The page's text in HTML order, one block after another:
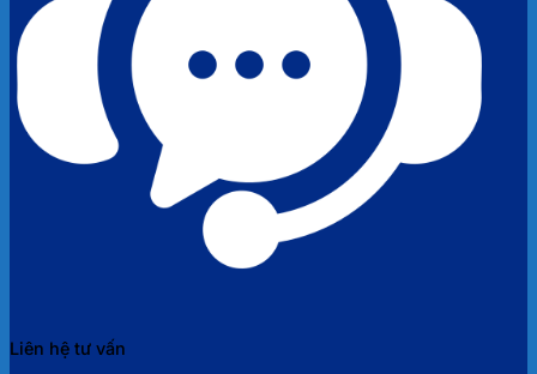
Liên hệ tư vấn